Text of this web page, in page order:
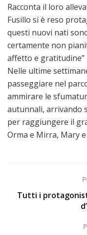
Racconta il loro
Fusillo si è reso
questi nuovi nati
certamente non
affetto e gratitudine”
Nelle ultime
passeggiare nel
ammirare le
autunnali, arrivando
per raggiungere il
Orma e Mirra, Mary
Tutti i